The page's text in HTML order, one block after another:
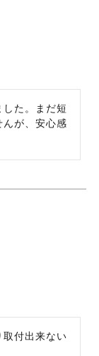
た。まだ短
が、安心感
取付出来ない